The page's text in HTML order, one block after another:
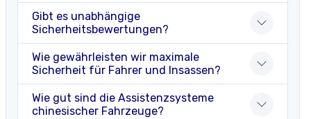
Gibt es unabhängige
Sicherheitsbewertungen?
Wie gewährleisten wir maximale
Sicherheit für Fahrer und Insassen?
Wie gut sind die Assistenzsysteme
chinesischer Fahrzeuge?